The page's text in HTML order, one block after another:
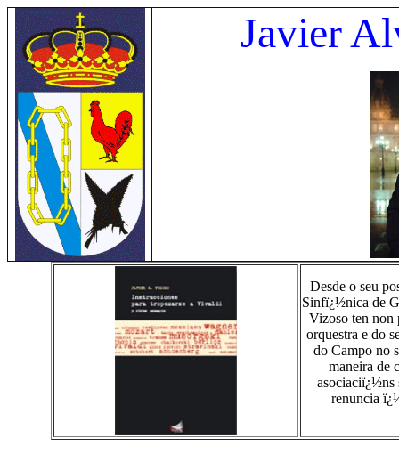
Javier
Desde o seu
Sinfï¿½nica de
Vizoso ten non
orquestra e do
do Campo no
maneira de
asociaciï¿½ns
renuncia